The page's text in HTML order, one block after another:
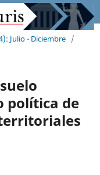
Julio - Diciembre /
política de